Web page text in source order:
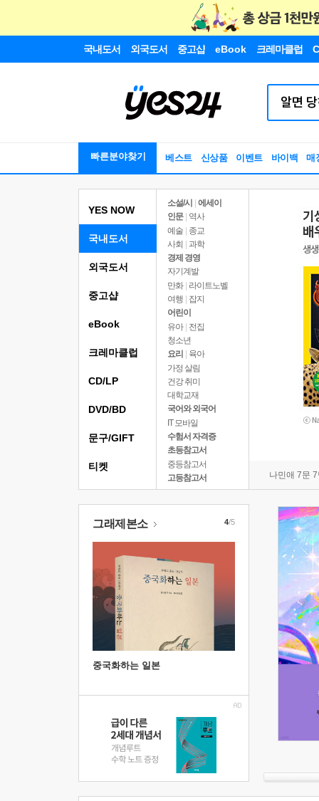
국내도서 외국도서 중고샵 eBook 크레마클럽
빠른분야찾기 베스트 신상품 이벤트 바이백 매
YES NOW
국내도서
소설/시
에세이
인문
역사
예술 | 종교
사회 | 과학
경제 경영
자기계발
만화 | 라이트노벨
여행
잡지
어린이
유아 | 전집
청소년
요리
육아
가정 살림
건강 취미
대학교재
국어와 외국어
IT 모바일
수험서 자격증
초등참고서
중등참고서
고등참고서
나민애 7문
외국도서
중고샵
eBook
크레마클럽
CD/LP
DVD/BD
문구/GIFT
티켓
그래제본소
중국화하는 일본
4/5